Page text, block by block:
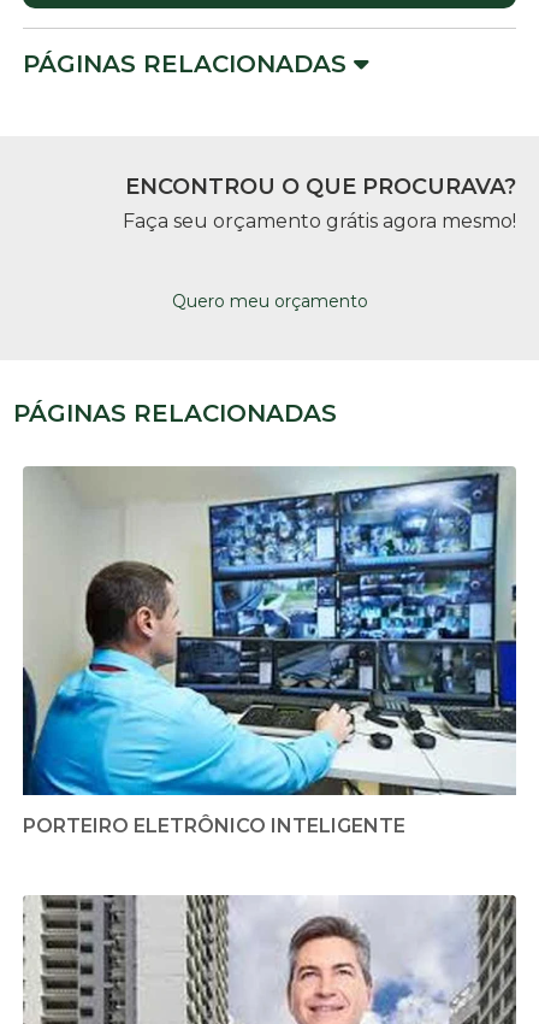
PÁGINAS RELACIONADAS
ENCONTROU O QUE PROCURAVA?
Faça seu orçamento grátis agora mesmo!
Quero meu orçamento
PÁGINAS RELACIONADAS
PORTEIRO ELETRÔNICO INTELIGENTE